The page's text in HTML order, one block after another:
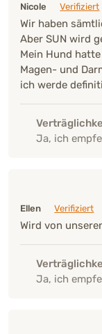
Nicole
Verifiziert
Wir haben
Aber SUN wird
Mein Hund
Magen- und
ich werde
Ja, ich
Ellen
Verifiziert
Wird von
Ja, ich